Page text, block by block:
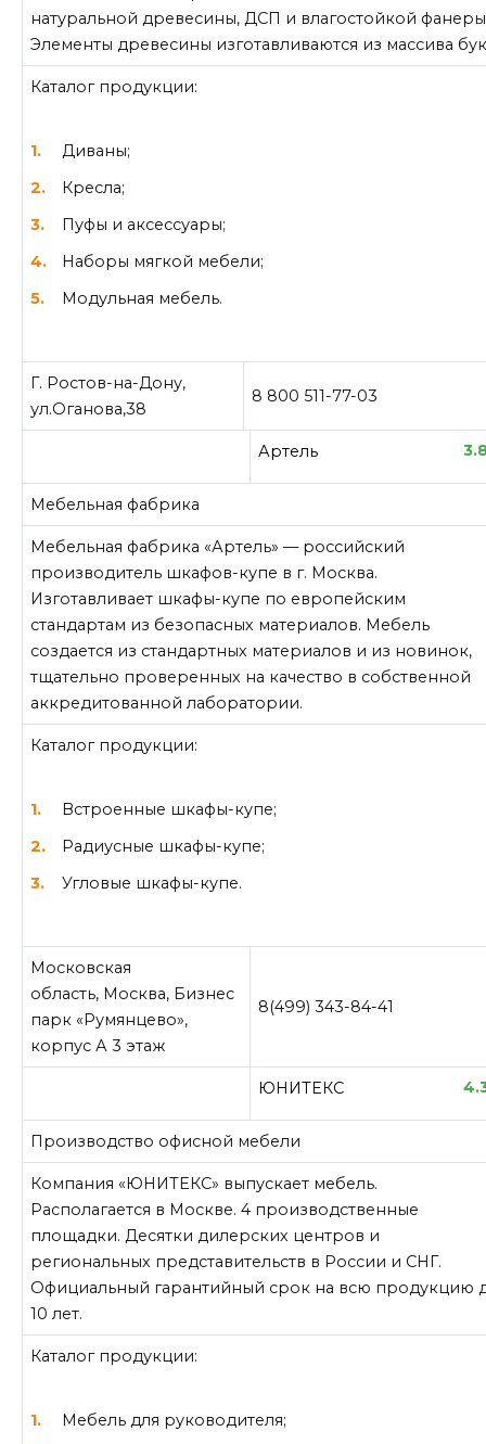
натуральной древесины, ДСП и влагостойкой
Элементы древесины изготавливаются из массива
Каталог продукции:
Диваны;
Кресла;
Пуфы и аксессуары;
Наборы мягкой мебели;
Модульная мебель.
Г. Ростов-на-Дону,
ул.Оганова,38
8 800 511-77-03
Артель
Мебельная фабрика
Мебельная фабрика «Артель» — российский
производитель шкафов-купе в г. Москва.
Изготавливает шкафы-купе по европейским
стандартам из безопасных материалов. Мебель
создается из стандартных материалов и из новинок,
тщательно проверенных на качество в собственной
аккредитованной лаборатории.
Каталог продукции:
Встроенные шкафы-купе;
Радиусные шкафы-купе;
Угловые шкафы-купе.
Московская
область, Москва, Бизнес
парк «Румянцево»,
корпус А 3 этаж
8(499) 343-84-41
ЮНИТЕКС
Производство офисной мебели
Компания «ЮНИТЕКС» выпускает мебель.
Располагается в Москве. 4 производственные
площадки. Десятки дилерских центров и
региональных представительств в России и СНГ.
Официальный гарантийный срок на всю продукцию
10 лет.
Каталог продукции:
Мебель для руководителя;